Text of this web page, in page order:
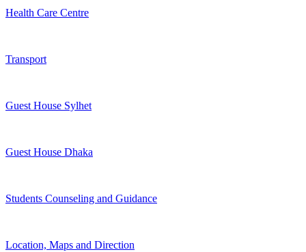
Health Care Centre
Transport
Guest House Sylhet
Guest House Dhaka
Students Counseling and Guidance
Location, Maps and Direction